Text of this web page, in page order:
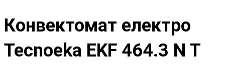
Конвектомат електро
Tecnoeka EKF 464.3 N T